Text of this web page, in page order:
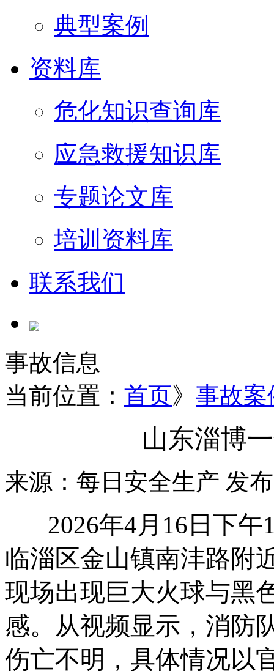
典型案例
资料库
危化知识查询库
应急救援知识库
专题论文库
培训资料库
联系我们
事故信息
当前位置： 首页》 事故案
山东淄博
来源：每日安全生产 发
2026年4月16日下午
临淄区金山镇南沣路附
现场出现巨大火球与黑
感。从视频显示，消防
伤亡不明，具体情况以